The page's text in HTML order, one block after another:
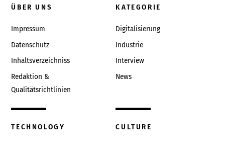
ÜBER UNS
Impressum
Datenschutz
Inhaltsverzeichniss
Redaktion &
Qualitätsrichtlinien
KATEGORIE
Digitalisierung
Industrie
Interview
News
TECHNOLOGY CULTURE